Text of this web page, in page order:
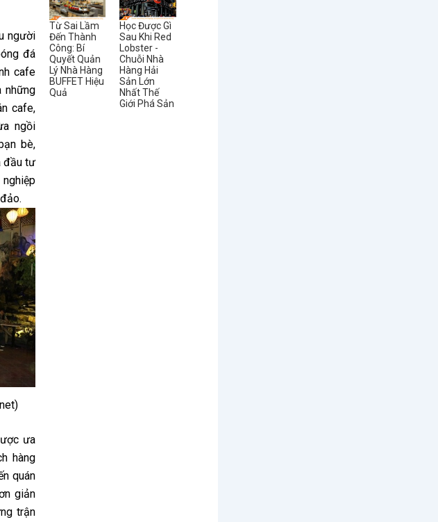
người
đá
cafe
những
cafe,
ngồi
bè,
đầu tư
ưa
hàng
quán
giản
trận
Từ Sai Lầm
Đến Thành
Công: Bí
Quyết Quản
Lý Nhà Hàng
BUFFET Hiệu
Quả
Học Được Gì
Sau Khi Red
Lobster -
Chuỗi Nhà
Hàng Hải
Sản Lớn
Nhất Thế
Giới Phá Sản